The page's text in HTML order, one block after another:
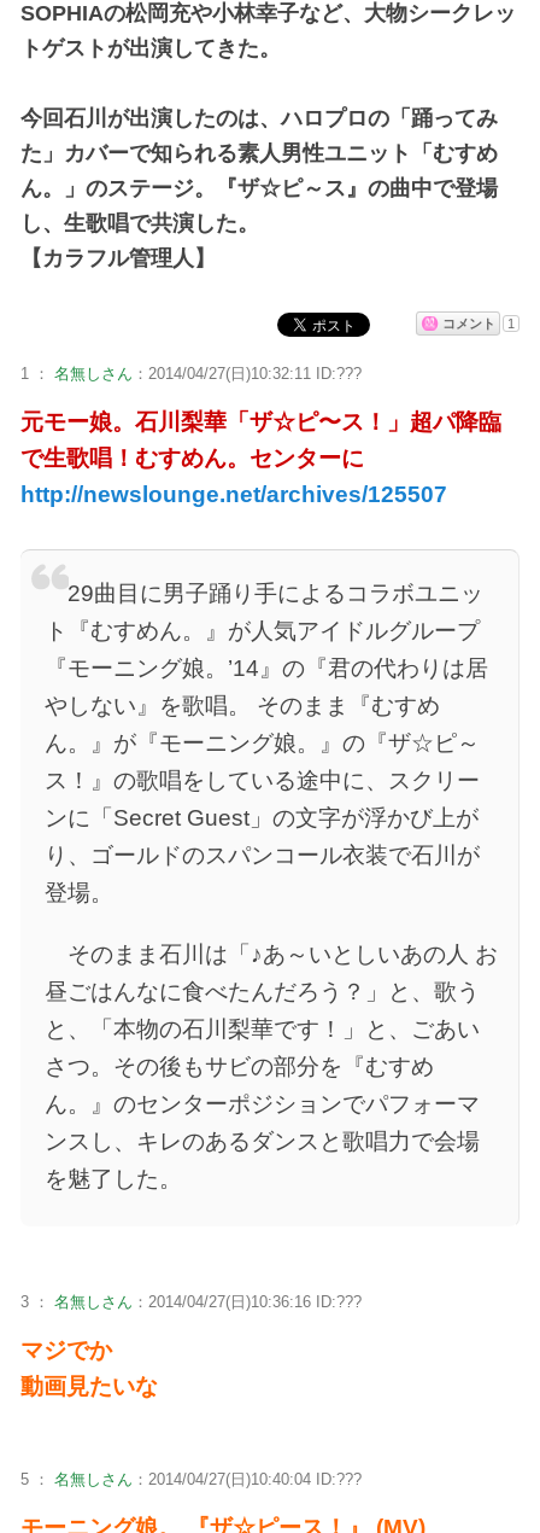
SOPHIAの松岡充や小林幸子など、大物シークレッ
トゲストが出演してきた。
今回石川が出演したのは、ハロプロの「踊ってみ
た」カバーで知られる素人男性ユニット「むすめ
ん。」のステージ。『ザ☆ピ～ス』の曲中で登場
し、生歌唱で共演した。
【カラフル管理人】
コメント 1
1 ： 名無しさん ：2014/04/27(日)10:32:11 ID:???
元モー娘。石川梨華「ザ☆ピ〜ス！」超パ降臨
で生歌唱！むすめん。センターに
http://newslounge.net/archives/125507
29曲目に男子踊り手によるコラボユニッ
ト『むすめん。』が人気アイドルグループ
『モーニング娘。’14』の『君の代わりは居
やしない』を歌唱。 そのまま『むすめ
ん。』が『モーニング娘。』の『ザ☆ピ～
ス！』の歌唱をしている途中に、スクリー
ンに「Secret Guest」の文字が浮かび上が
り、ゴールドのスパンコール衣装で石川が
登場。
そのまま石川は「♪あ～いとしいあの人 お
昼ごはんなに食べたんだろう？」と、歌う
と、「本物の石川梨華です！」と、ごあい
さつ。その後もサビの部分を『むすめ
ん。』のセンターポジションでパフォーマ
ンスし、キレのあるダンスと歌唱力で会場
を魅了した。
3 ： 名無しさん ：2014/04/27(日)10:36:16 ID:???
マジでか
動画見たいな
5 ： 名無しさん ：2014/04/27(日)10:40:04 ID:???
モーニング娘。 『ザ☆ピース！』 (MV)